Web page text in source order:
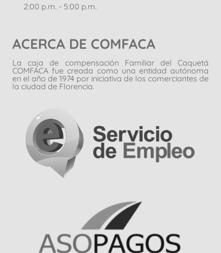
2:00 p.m. - 5:00 p.m.
ACERCA DE COMFACA
La caja de compensación Familiar del Caquetá
COMFACA fue creada como una entidad autónoma
en el año de 1974 por iniciativa de los comerciantes de
la ciudad de Florencia.